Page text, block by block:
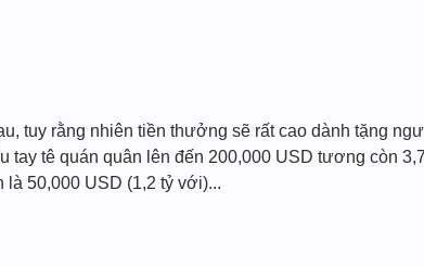
tuy rằng nhiên tiền thưởng sẽ rất cao dành tặng
tê quán quân lên đến 200,000 USD tương còn
50,000 USD (1,2 tỷ với)...